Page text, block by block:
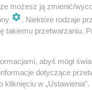
możesz ją zmienić/
. Niektóre rodzaje
takiemu przetwarzaniu.
abyś mógł
dotyczące
kliknięciu w „Ustawienia”.